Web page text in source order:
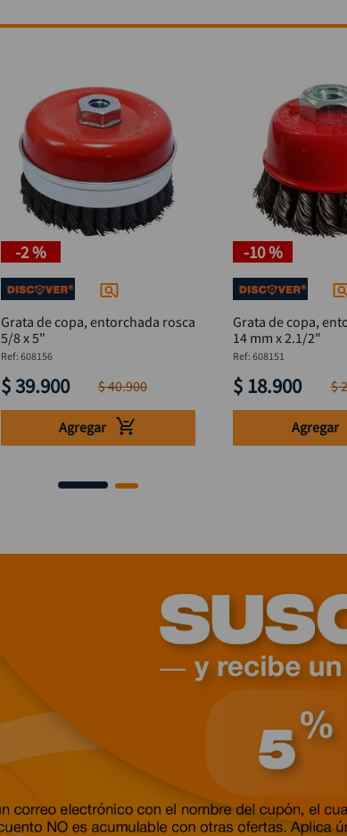
-2 %
Grata de copa, entorchada rosca
5/8 x 5"
: 608156
$39.900 $40.900
Agregar
-10 %
Grata de copa,
14 mm x 2.1/2"
:608151
$ 18.900 $
Agregar